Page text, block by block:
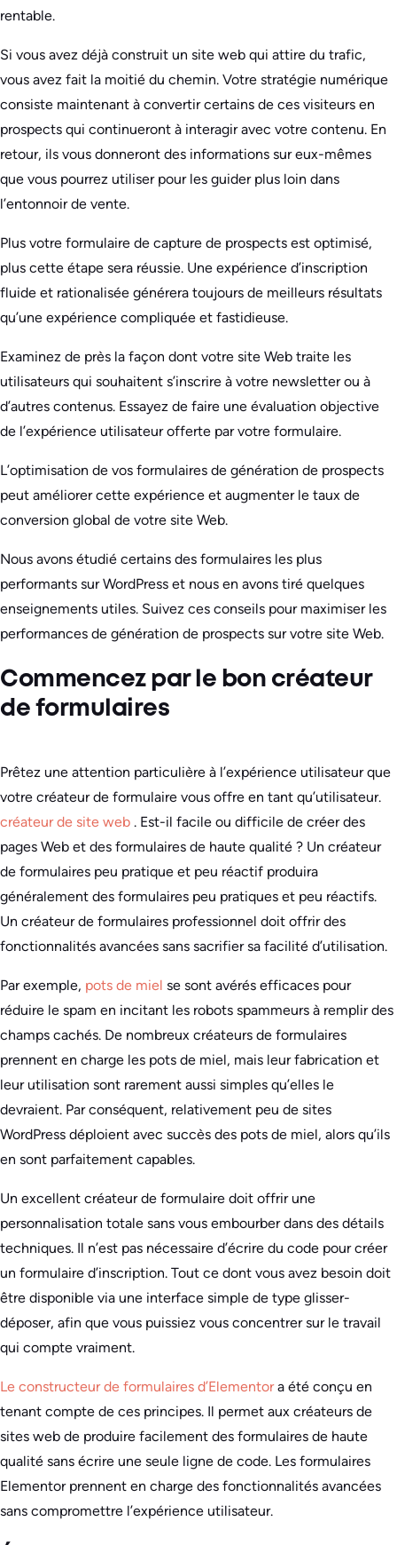
rentable.
Si vous avez déjà construit un site web qui attire du trafic,
vous avez fait la moitié du chemin. Votre stratégie numérique
consiste maintenant à convertir certains de ces visiteurs en
prospects qui continueront à interagir avec votre contenu. En
retour, ils vous donneront des informations sur eux-mêmes
que vous pourrez utiliser pour les guider plus loin dans
l’entonnoir de vente.
Plus votre formulaire de capture de prospects est optimisé,
plus cette étape sera réussie. Une expérience d’inscription
fluide et rationalisée générera toujours de meilleurs résultats
qu’une expérience compliquée et fastidieuse.
Examinez de près la façon dont votre site Web traite les
utilisateurs qui souhaitent s’inscrire à votre newsletter ou à
d’autres contenus. Essayez de faire une évaluation objective
de l’expérience utilisateur offerte par votre formulaire.
L’optimisation de vos formulaires de génération de prospects
peut améliorer cette expérience et augmenter le taux de
conversion global de votre site Web.
Nous avons étudié certains des formulaires les plus
performants sur WordPress et nous en avons tiré quelques
enseignements utiles. Suivez ces conseils pour maximiser les
performances de génération de prospects sur votre site Web.
Commencez par le bon créateur
de formulaires
Prêtez une attention particulière à l’expérience utilisateur que
votre créateur de formulaire vous offre en tant qu’utilisateur.
créateur de site web . Est-il facile ou difficile de créer des
pages Web et des formulaires de haute qualité ? Un créateur
de formulaires peu pratique et peu réactif produira
généralement des formulaires peu pratiques et peu réactifs.
Un créateur de formulaires professionnel doit offrir des
fonctionnalités avancées sans sacrifier sa facilité d’utilisation.
Par exemple, pots de miel se sont avérés efficaces pour
réduire le spam en incitant les robots spammeurs à remplir des
champs cachés. De nombreux créateurs de formulaires
prennent en charge les pots de miel, mais leur fabrication et
leur utilisation sont rarement aussi simples qu’elles le
devraient. Par conséquent, relativement peu de sites
WordPress déploient avec succès des pots de miel, alors qu’ils
en sont parfaitement capables.
Un excellent créateur de formulaire doit offrir une
personnalisation totale sans vous embourber dans des détails
techniques. Il n’est pas nécessaire d’écrire du code pour créer
un formulaire d’inscription. Tout ce dont vous avez besoin doit
être disponible via une interface simple de type glisser-
déposer, afin que vous puissiez vous concentrer sur le travail
qui compte vraiment.
Le constructeur de formulaires d’Elementora été conçu en
tenant compte de ces principes. Il permet aux créateurs de
sites web de produire facilement des formulaires de haute
qualité sans écrire une seule ligne de code. Les formulaires
Elementor prennent en charge des fonctionnalités avancées
sans compromettre l’expérience utilisateur.